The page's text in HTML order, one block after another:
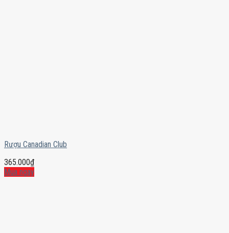
Rượu Canadian Club
365.000₫
Mua ngay